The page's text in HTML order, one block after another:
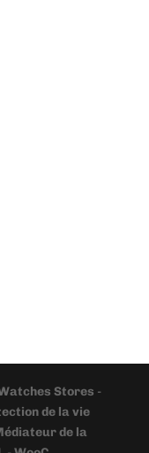
Stores -
de la vie
de la